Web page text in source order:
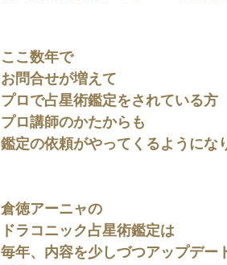
ここ数年で
お問合せが増えて
プロで占星術鑑定をされている方
プロ講師のかたからも
鑑定の依頼がやってくるようにな
倉徳アーニャの
ドラコニック占星術鑑定は
毎年、内容を少しづつアップデー